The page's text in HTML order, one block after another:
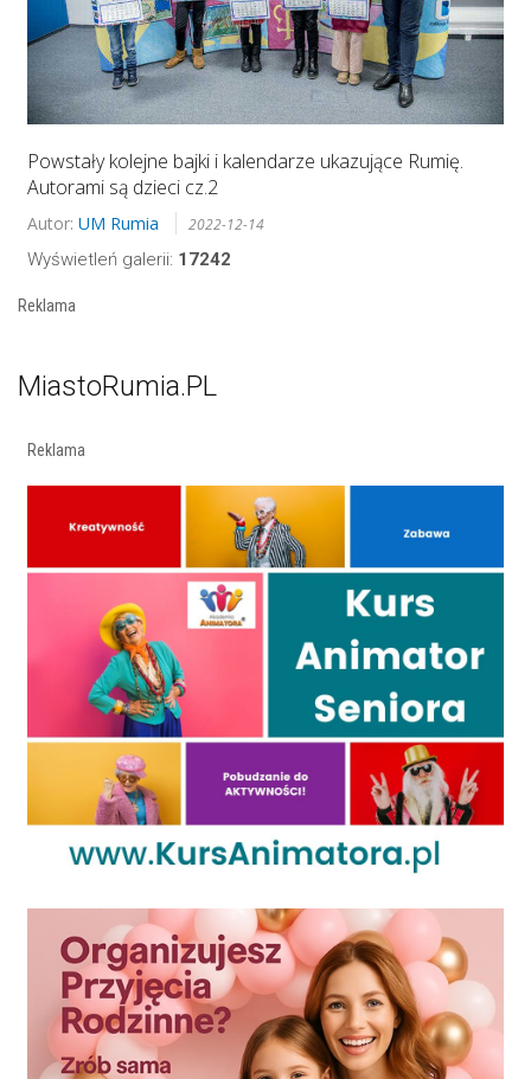
Powstały kolejne bajki i kalendarze ukazujące Rumię.
Autorami są dzieci cz.2
Autor: UM Rumia 2022-12-14
Wyświetleń galerii: 17242
Reklama
MiastoRumia.PL
Reklama